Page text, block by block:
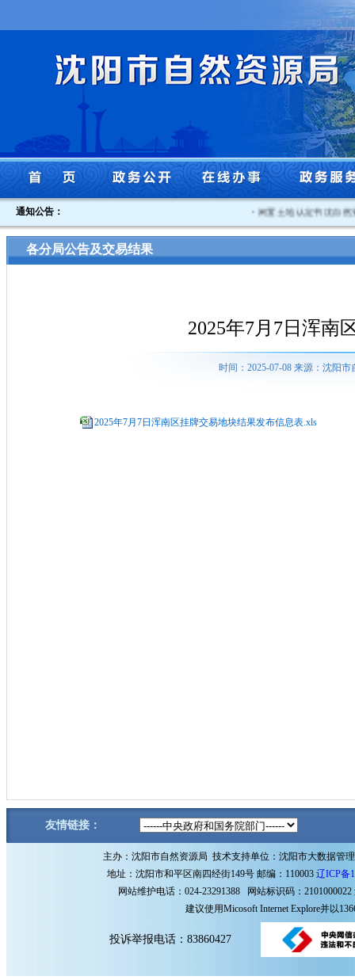
通知公告： 闲置土地认定书沈自然
各分局公告及交易结果
2025年7月7日浑南
时间：2025-07-08 来源：沈阳
2025年7月7日浑南区挂牌交易地块结果发布信息表.xls
友情链接：
主办：沈阳市自然资源局 技术支持单位：沈阳市大数据管
地址：沈阳市和平区南四经街149号 邮编：110003 辽ICP备
网站维护电话：024-23291388 网站标识码：2101000022
建议使用Micosoft Internet Explore并以
投诉举报电话：83860427